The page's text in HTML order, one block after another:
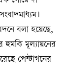
বলা হয়েছে,
হুমকি মূল্যায়নের
পেন্টাগনের